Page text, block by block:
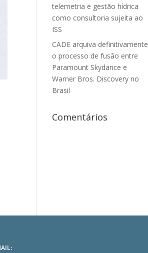
telemetria e gestão hídrica
como consultoria sujeita ao
ISS
CADE arquiva definitivamente
o processo de fusão entre
Paramount Skydance e
Warner Bros. Discovery no
Brasil
Comentários